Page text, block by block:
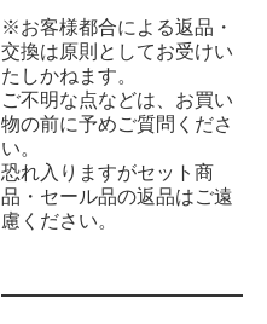
※お客様都合による返品・
交換は原則としてお受けい
たしかねます。
ご不明な点などは、お買い
物の前に予めご質問くださ
い。
恐れ入りますがセット商
品・セール品の返品はご遠
慮ください。